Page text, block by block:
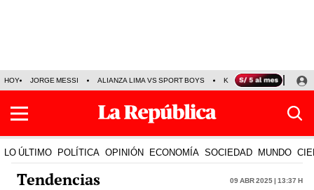
HOY JORGE MESSI ALIANZA LIMA VS SPORT BOYS KENJI FUJIMORI
LO ÚLTIMO POLÍTICA OPINIÓN ECONOMÍA SOCIEDAD MUNDO
Tendencias 09 Abr 2025 | 13:37 h